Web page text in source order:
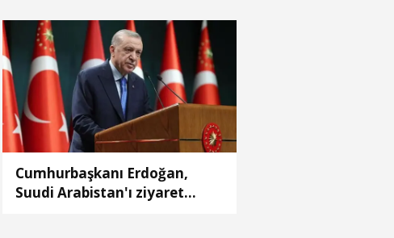
Cumhurbaşkanı Erdoğan,
Suudi Arabistan'ı ziyaret